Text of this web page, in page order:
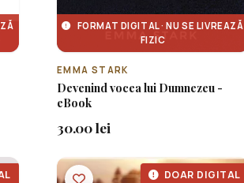
FORMAT DIGITAL · NU SE LIVREAZĂ
FIZIC
EMMA STARK
Devenind vocea lui Dumnezeu -
eBook
30.00 lei
DOAR DIGITAL